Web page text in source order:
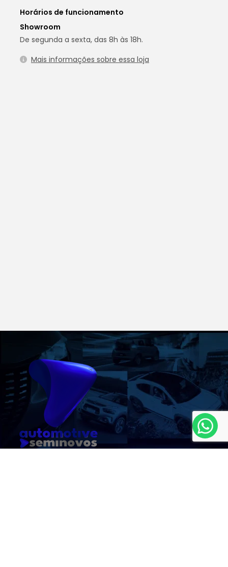
Horários de funcionamento
Showroom
De segunda a sexta, das 8h às 18h.
Mais informações sobre essa loja